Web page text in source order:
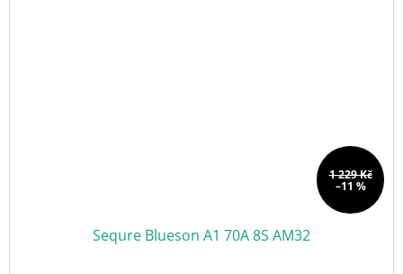
1 229 Kč
–11 %
Sequre Blueson A1 70A 8S AM32